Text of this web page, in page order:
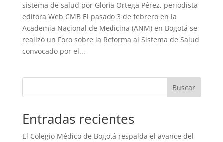
sistema de salud por Gloria Ortega Pérez, periodista
editora Web CMB El pasado 3 de febrero en la
Academia Nacional de Medicina (ANM) en Bogotá se
realizó un Foro sobre la Reforma al Sistema de Salud
convocado por el...
Buscar
Entradas recientes
El Colegio Médico de Bogotá respalda el avance del